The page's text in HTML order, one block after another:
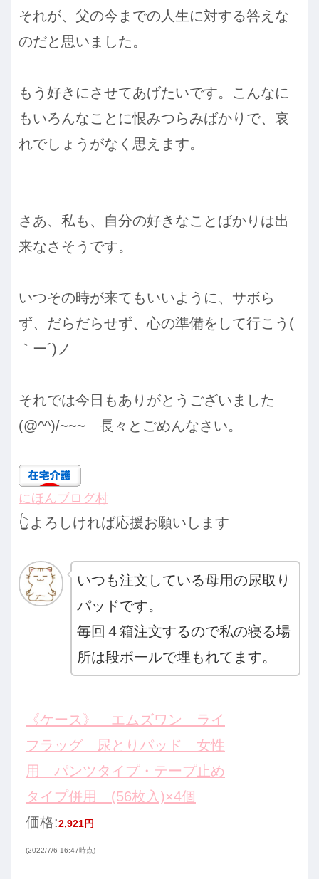
それが、父の今までの人生に対する答えな
のだと思いました。
もう好きにさせてあげたいです。こんなに
もいろんなことに恨みつらみばかりで、哀
れでしょうがなく思えます。
さあ、私も、自分の好きなことばかりは出
来なさそうです。
いつその時が来てもいいように、サボら
ず、だらだらせず、心の準備をして行こう(
｀ー´)ノ
それでは今日もありがとうございました
(@^^)/~~~ 長々とごめんなさい。
にほんブログ村
👆よろしければ応援お願いします
いつも注文している母用の尿取り
パッドです。
毎回４箱注文するので私の寝る場
所は段ボールで埋もれてます。
《ケース》 エムズワン ライ
フラッグ 尿とりパッド 女性
用 パンツタイプ・テープ止め
タイプ併用 (56枚入)×4個
価格:2,921円
(2022/7/6 16:47時点)